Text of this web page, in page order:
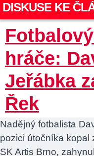
DISKUSE KE
hráče:
Jeřábka
Řek
Nadějný fotbalista
pozici útočníka kopal
SK Artis Brno,